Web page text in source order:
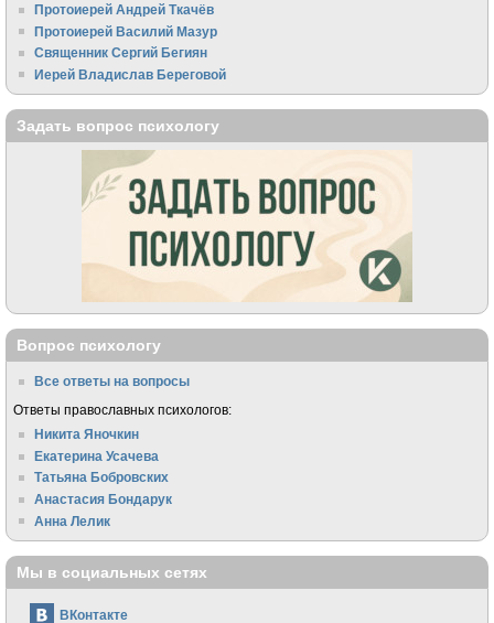
Протоиерей Андрей Ткачёв
Протоиерей Василий Мазур
Священник Сергий Бегиян
Иерей Владислав Береговой
Задать вопрос психологу
Вопрос психологу
Все ответы на вопросы
Ответы православных психологов:
Никита Яночкин
Екатерина Усачева
Татьяна Бобровских
Анастасия Бондарук
Анна Лелик
Мы в социальных сетях
ВКонтакте